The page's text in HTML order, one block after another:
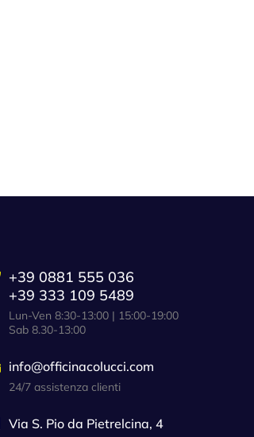
+39 0881 555 036
+39 333 109 5489
Lun-Ven 8:30-13:00 | 15:00-19:00
Sab 8.30-13:00
info@officinacolucci.com
24/7 assistenza clienti
Via S. Pio da Pietrelcina, 4